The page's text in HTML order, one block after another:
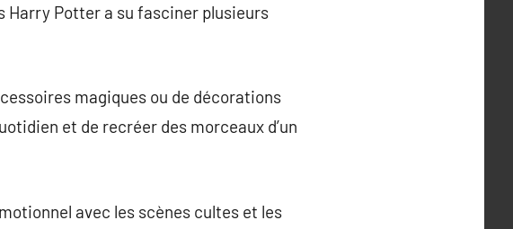
Harry Potter a su fasciner plusieurs
magiques ou de décorations
et de recréer des morceaux d’un
avec les scènes cultes et les